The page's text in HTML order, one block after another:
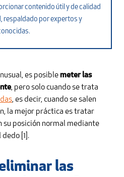
contenido útil y de calidad
respaldado por expertos y
es posiblemeter las
, pero solo cuando se trata
, es decir, cuando se salen
la mejor práctica es tratar
su posición normal mediante
[1].
las